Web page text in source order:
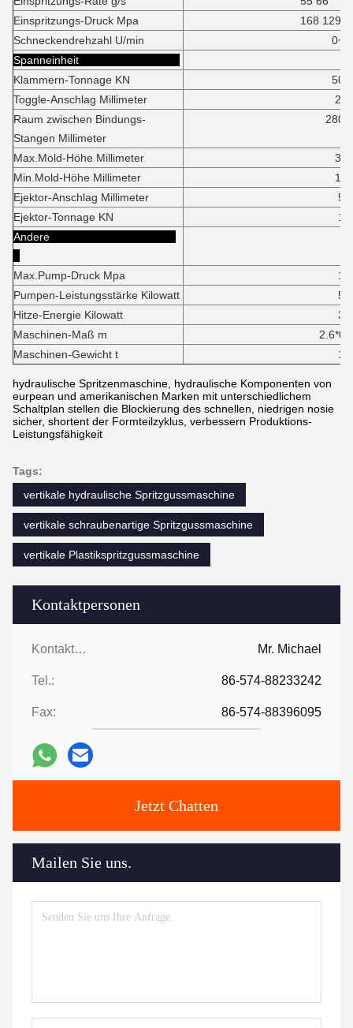
Kontaktpersonen
Kontaktpersonen: Mr. Michael
Tel.: 86-574-88233242
Fax: 86-574-88396095
Jetzt Chatten
Mailen Sie uns.
Einspritzungs-Druck Mpa
168 129
Schneckendrehzahl U/min
Spanneinheit
Klammern-Tonnage KN
Toggle-Anschlag Millimeter
240
Raum zwischen Bindungs-
Stangen Millimeter
Max.Mold-Höhe Millimeter
300
Min.Mold-Höhe Millimeter
140
Ejektor-Anschlag Millimeter
55
Ejektor-Tonnage KN
18
Andere
Max.Pump-Druck Mpa
16
Pumpen-Leistungsstärke Kilowatt
5,5
Hitze-Energie Kilowatt
3,1
Maschinen-Maß m
Maschinen-Gewicht t
1,5
hydraulische Spritzenmaschine, hydraulische Komponenten von
eurpean und amerikanischen Marken mit unterschiedlichem
Schaltplan stellen die Blockierung des schnellen, niedrigen nosie
sicher, shortent der Formteilzyklus, verbessern Produktions-
Leistungsfähigkeit
Tags:
vertikale hydraulische Spritzgussmaschine
vertikale schraubenartige Spritzgussmaschine
vertikale Plastikspritzgussmaschine